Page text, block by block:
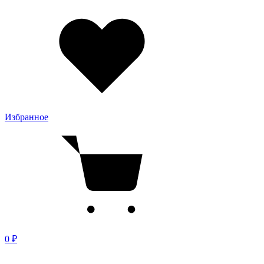
Избранное
0 ₽